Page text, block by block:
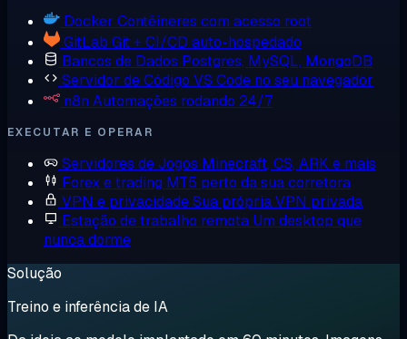
Docker Contêineres com acesso root
GitLab Git + CI/CD auto-hospedado
Bancos de Dados Postgres, MySQL, MongoDB
Servidor de Código VS Code no seu navegador
n8n Automações rodando 24/7
EXECUTAR E OPERAR
Servidores de Jogos Minecraft, CS, ARK e mais
Forex e trading MT5 perto da sua corretora
VPN e privacidadeSua própria VPN privada
Estação de trabalho remota Um desktop que
nunca dorme
Solução
Treino e inferência de IA